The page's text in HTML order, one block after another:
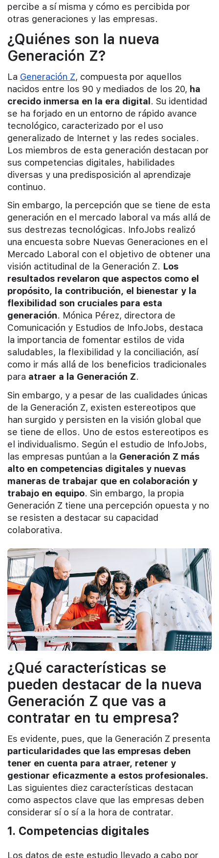
percibe a sí misma y cómo es percibida por
otras generaciones y las empresas.
¿Quiénes son la nueva
Generación Z?
La Generación Z, compuesta por aquellos
nacidos entre los 90 y mediados de los 20, ha
crecido inmersa en la era digital. Su identidad
se ha forjado en un entorno de rápido avance
tecnológico, caracterizado por el uso
generalizado de Internet y las redes sociales.
Los miembros de esta generación destacan por
sus competencias digitales, habilidades
diversas y una predisposición al aprendizaje
continuo.
Sin embargo, la percepción que se tiene de esta
generación en el mercado laboral va más allá de
sus destrezas tecnológicas. InfoJobs realizó
una encuesta sobre Nuevas Generaciones en el
Mercado Laboral con el objetivo de obtener una
visión actitudinal de la Generación Z. Los
resultados revelaron que aspectos como el
propósito, la contribución, el bienestar y la
flexibilidad son cruciales para esta
generación. Mónica Pérez, directora de
Comunicación y Estudios de InfoJobs, destaca
la importancia de fomentar estilos de vida
saludables, la flexibilidad y la conciliación, así
como ir más allá de los beneficios tradicionales
para atraer a la Generación Z.
Sin embargo, y a pesar de las cualidades únicas
de la Generación Z, existen estereotipos que
han surgido y persisten en la visión global que
se tiene de ellos. Uno de estos estereotipos es
el individualismo. Según el estudio de InfoJobs,
las empresas puntúan a la Generación Z más
alto en competencias digitales y nuevas
maneras de trabajar que en colaboración y
trabajo en equipo. Sin embargo, la propia
Generación Z tiene una percepción opuesta y no
se resisten a destacar su capacidad
colaborativa.
¿Qué características se
pueden destacar de la nueva
Generación Z que vas a
contratar en tu empresa?
Es evidente, pues, que la Generación Z presenta
particularidades que las empresas deben
tener en cuenta para atraer, retener y
gestionar eficazmente a estos profesionales.
Las siguientes diez características destacan
como aspectos clave que las empresas deben
considerar sí o sí a la hora de contratar.
1. Competencias digitales
Los datos de este estudio llevado a cabo por